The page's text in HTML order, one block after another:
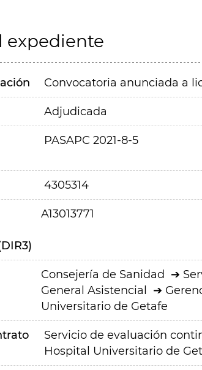
expediente
Convocatoria anunciada a
Adjudicada
PASAPC 2021-8-5
4305314
A13013771
Consejería de Sanidad
General Asistencial
Universitario de Getafe
Servicio de evaluación
Hospital Universitario de